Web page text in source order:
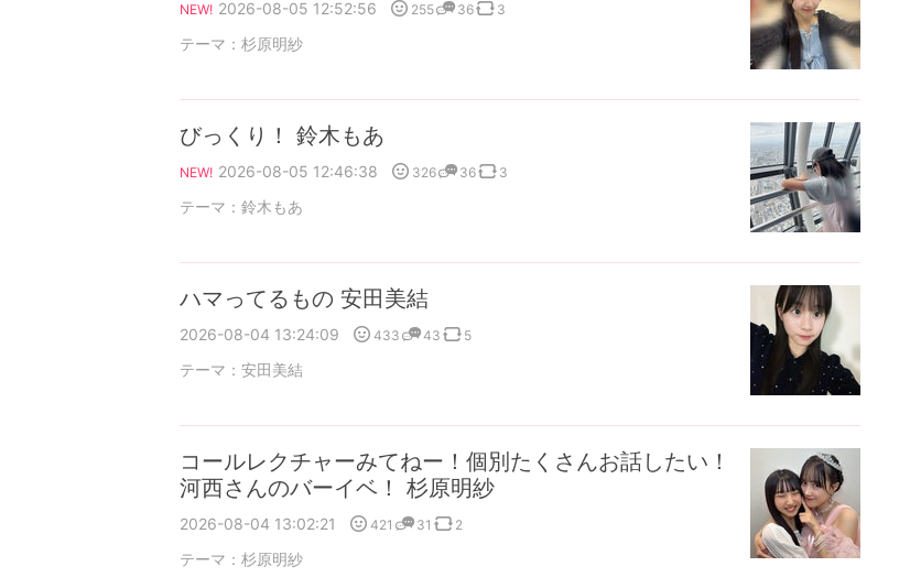
NEW! 2026-08-05 12:52:56 255 36 3
テーマ： 杉原明紗
びっくり！ 鈴木もあ
NEW! 2026-08-05 12:46:38 326 36 3
テーマ： 鈴木もあ
ハマってるもの 安田美結
2026-08-04 13:24:09 433 43 5
テーマ： 安田美結
コールレクチャーみてねー！個別たくさんお話したい！
河西さんのバーイベ！ 杉原明紗
2026-08-04 13:02:21 421 31 2
テーマ： 杉原明紗